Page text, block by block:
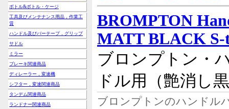
ボトル&ボトル・ケージ
工具及びメンテナンス用品，作業工
賃
ハンドル及びバーテープ，グリップ
サドル
ミラー
ブレーキ関連商品
ディレーラー，変速機
シフター，変速関連商品
タンデム関連商品
ランドナー関連商品
BROMPTON
MATT BLACK S-
ブロンプトン・
ドル用（艶消し
ブロンプトンのハンドル